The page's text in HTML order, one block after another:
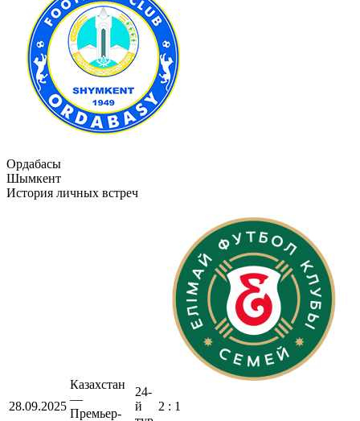
Ордабасы
Шымкент
История личных встреч
28.09.2025
Казахстан
—
Премьер-
24-
й
2 : 1